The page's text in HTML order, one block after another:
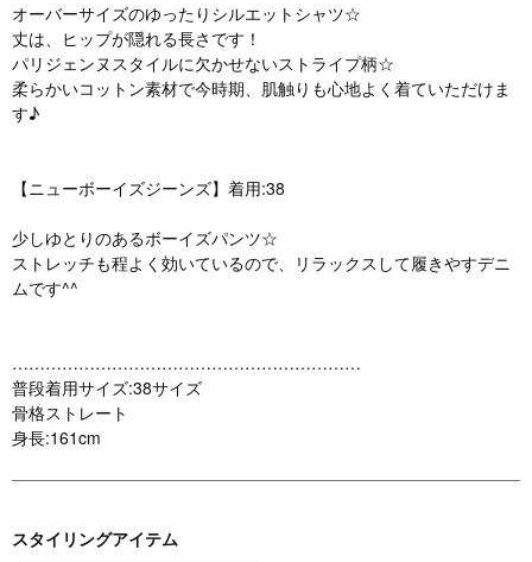
オーバーサイズのゆったりシルエットシャツ☆
丈は、ヒップが隠れる長さです！
パリジェンヌスタイルに欠かせないストライプ柄☆
柔らかいコットン素材で今時期、肌触りも心地よく着ていただけま
す♪
【ニューボーイズジーンズ】着用:38
少しゆとりのあるボーイズパンツ☆
ストレッチも程よく効いているので、リラックスして履きやすデニ
ムです^^
………………………………………………………
普段着用サイズ:38サイズ
骨格ストレート
身長:161cm
スタイリングアイテム